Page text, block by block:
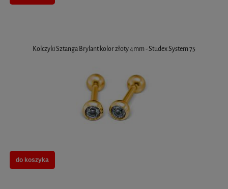
Kolczyki Sztanga Brylant kolor złoty 4mm - Studex System 75
do koszyka